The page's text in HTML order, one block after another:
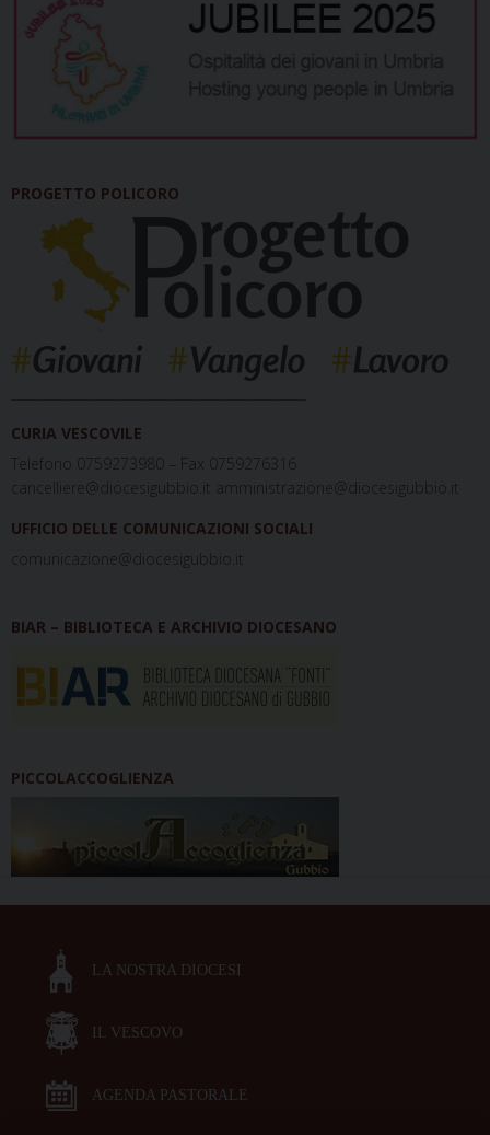
PROGETTO POLICORO
CURIA VESCOVILE
Telefono 0759273980 – Fax 0759276316
cancelliere@diocesigubbio.it amministrazione@diocesigubbio.it
UFFICIO DELLE COMUNICAZIONI SOCIALI
comunicazione@diocesigubbio.it
BIAR – BIBLIOTECA E ARCHIVIO DIOCESANO
PICCOLACCOGLIENZA
LA NOSTRA DIOCESI
IL VESCOVO
AGENDA PASTORALE